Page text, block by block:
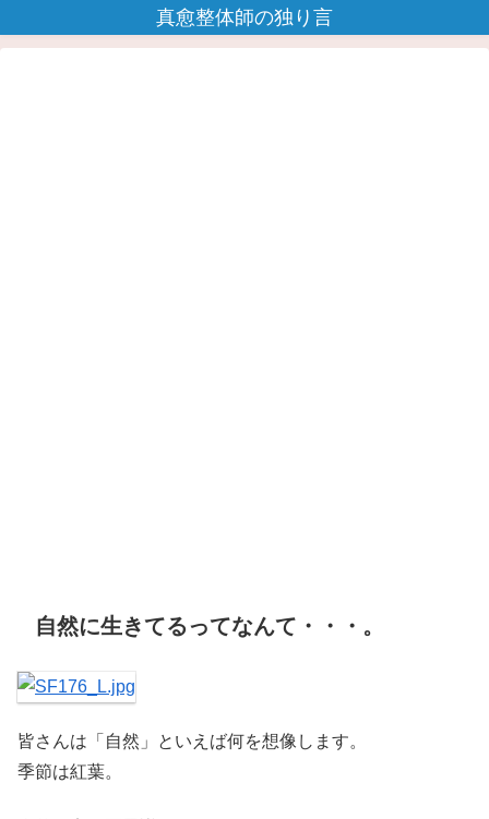
真愈整体師の独り言
自然に生きてるってなんて・・・。
皆さんは「自然」といえば何を想像します。
季節は紅葉。